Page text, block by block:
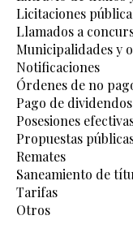
Licitaciones
Llamados a
Municipalidades y
Notificaciones
Órdenes de no
Pago de dividendos
Posesiones
Propuestas
Remates
Saneamiento de
Tarifas
Otros